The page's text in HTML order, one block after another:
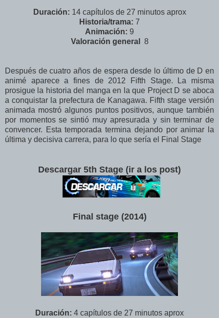
Duración: 14 capítulos de 27 minutos aprox
Historia/trama: 7
Animación: 9
Valoración general 8
Después de cuatro años de espera desde lo último de D en
animé aparece a fines de 2012 Fifth Stage. La misma
prosigue la historia del manga en la que Project D se aboca
a conquistar la prefectura de Kanagawa. Fifth stage versión
animada mostró algunos puntos positivos, aunque también
por momentos se sintió muy apresurada y sin terminar de
convencer. Esta temporada termina dejando por animar la
última y decisiva carrera, para lo que sería el Final Stage
Descargar 5th Stage (ir a los post)
Final stage (2014)
Duración: 4 capítulos de 27 minutos aprox